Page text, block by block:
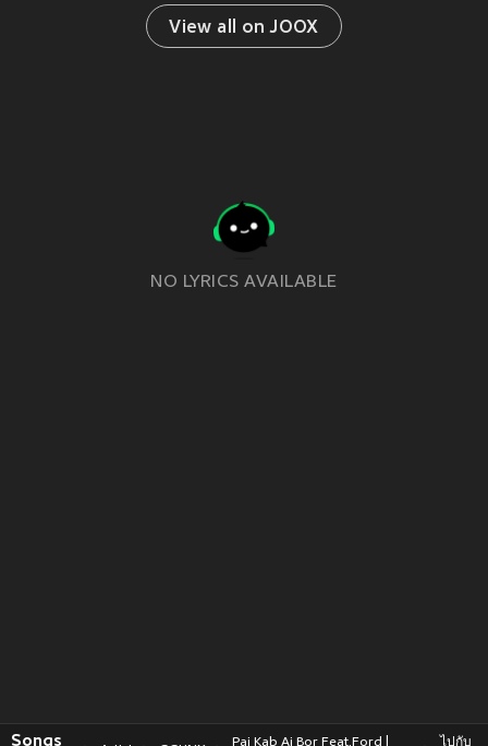
View all on JOOX
NO LYRICS AVAILABLE
Songs Pai Kab Ai Bor Feat.Ford | ไปกับ